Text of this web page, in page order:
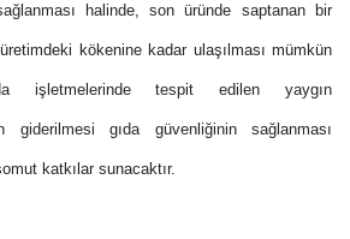
halinde, son üründe saptanan bir
kökenine kadar ulaşılması mümkün
işletmelerinde tespit edilen yaygın
giderilmesi gıda güvenliğinin sağlanması
katkılar sunacaktır.